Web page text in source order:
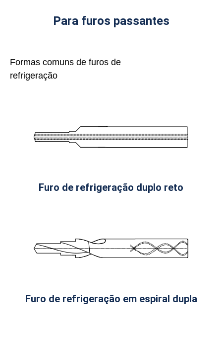
Para furos passantes
Formas comuns de furos de
refrigeração
Furo de refrigeração duplo reto
Furo de refrigeração em espiral dupla